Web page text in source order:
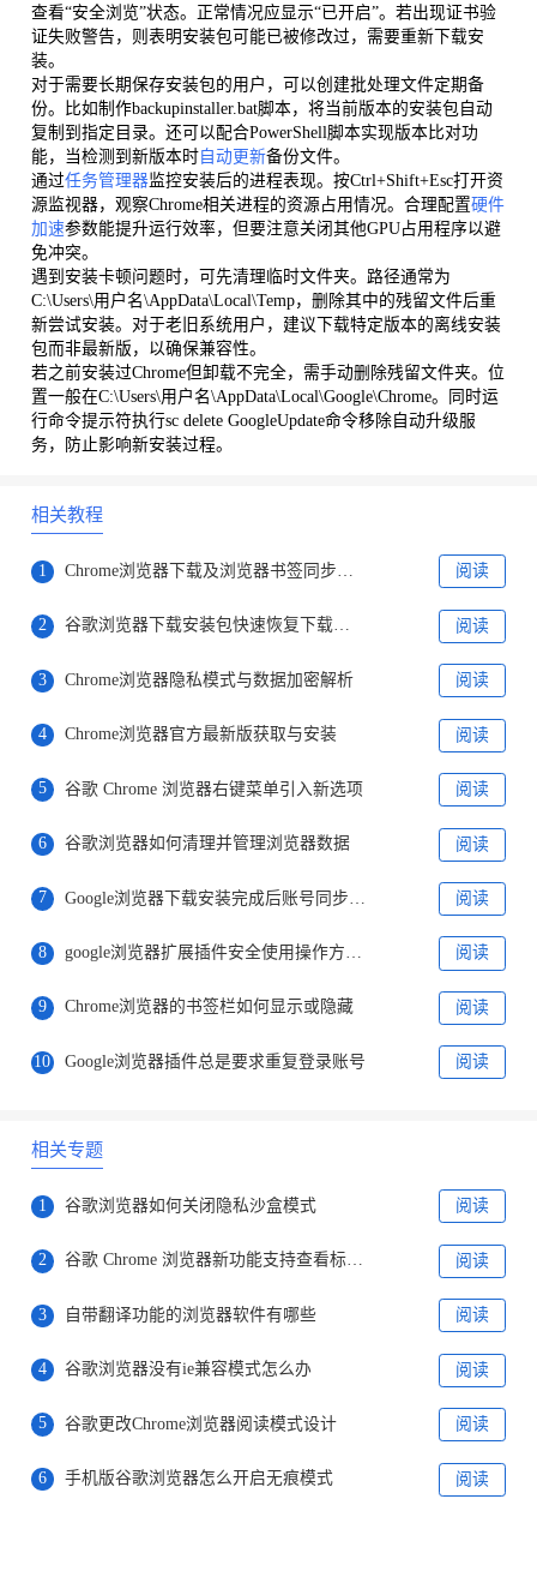
查看“安全浏览”状态。正常情况应显示“已开启”。若出现证书验
证失败警告，则表明安装包可能已被修改过，需要重新下载安
装。
对于需要长期保存安装包的用户，可以创建批处理文件定期备
份。比如制作backupinstaller.bat脚本，将当前版本的安装包自动
复制到指定目录。还可以配合PowerShell脚本实现版本比对功
能，当检测到新版本时自动更新备份文件。
通过任务管理器监控安装后的进程表现。按Ctrl+Shift+Esc打开资
源监视器，观察Chrome相关进程的资源占用情况。合理配置硬件
加速参数能提升运行效率，但要注意关闭其他GPU占用程序以避
免冲突。
遇到安装卡顿问题时，可先清理临时文件夹。路径通常为
C:\Users\用户名\AppData\Local\Temp，删除其中的残留文件后重
新尝试安装。对于老旧系统用户，建议下载特定版本的离线安装
包而非最新版，以确保兼容性。
若之前安装过Chrome但卸载不完全，需手动删除残留文件夹。位
置一般在C:\Users\用户名\AppData\Local\Google\Chrome。同时运
行命令提示符执行sc delete GoogleUpdate命令移除自动升级服
务，防止影响新安装过程。
相关教程
1 阅读
2 谷歌浏览器下载安装包快速恢复下载教程 阅读
3 Chrome浏览器隐私模式与数据加密解析 阅读
4 Chrome浏览器官方最新版获取与安装 阅读
5 谷歌 Chrome 浏览器右键菜单引入新选项 阅读
6 谷歌浏览器如何清理并管理浏览器数据 阅读
7 阅读
8 阅读
9 Chrome浏览器的书签栏如何显示或隐藏 阅读
10 Google浏览器插件总是要求重复登录账号 阅读
相关专题
1 谷歌浏览器如何关闭隐私沙盒模式 阅读
2 谷歌 Chrome 浏览器新功能支持查看标签页内存 阅读
3 自带翻译功能的浏览器软件有哪些 阅读
4 谷歌浏览器没有ie兼容模式怎么办 阅读
5 谷歌更改Chrome浏览器阅读模式设计 阅读
6 手机版谷歌浏览器怎么开启无痕模式 阅读